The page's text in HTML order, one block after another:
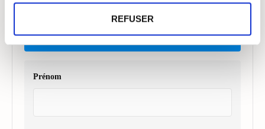
REFUSER
S’INSCRIRE À L’ÉVÈNEMENT
Prénom